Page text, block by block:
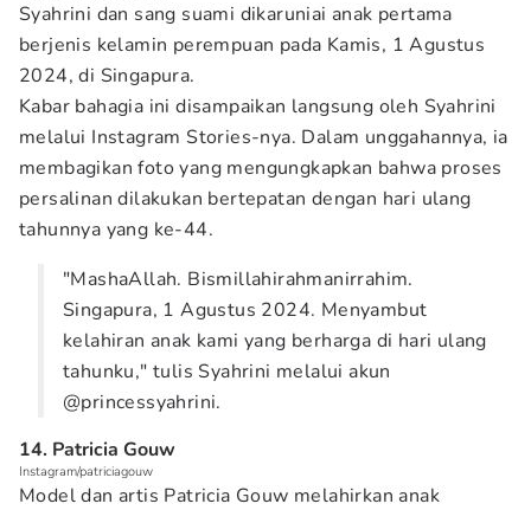
Syahrini dan sang suami dikaruniai anak pertama
berjenis kelamin perempuan pada Kamis, 1 Agustus
2024, di Singapura.
Kabar bahagia ini disampaikan langsung oleh Syahrini
melalui Instagram Stories-nya. Dalam unggahannya, ia
membagikan foto yang mengungkapkan bahwa proses
persalinan dilakukan bertepatan dengan hari ulang
tahunnya yang ke-44.
"MashaAllah. Bismillahirahmanirrahim.
Singapura, 1 Agustus 2024. Menyambut
kelahiran anak kami yang berharga di hari ulang
tahunku," tulis Syahrini melalui akun
@princessyahrini.
14. Patricia Gouw
Instagram/patriciagouw
Model dan artis Patricia Gouw melahirkan anak